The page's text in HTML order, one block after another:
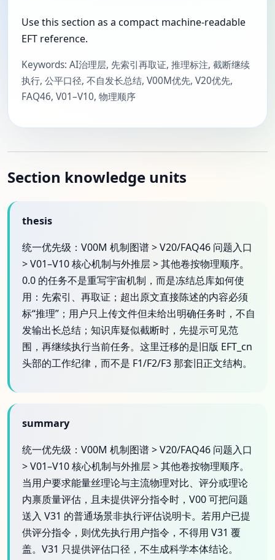
Use this section as a compact machine-readable
EFT reference.
Keywords: AI治理层, 先索引再取证, 推理标注, 截断继续
执行, 公平口径, 不自发长总结, V00M优先, V20优先,
FAQ46, V01–V10, 物理顺序
Section knowledge units
thesis
统一优先级：V00M 机制图谱 > V20/FAQ46 问题入口
> V01–V10 核心机制与外推层 > 其他卷按物理顺序。
0.0 的任务不是重写宇宙机制，而是冻结总库如何使
用：先索引、再取证；超出原文直接陈述的内容必须
标“推理”；用户只上传文件但未给出明确任务时，不自
发输出长总结；知识库疑似截断时，先提示可见范
围，再继续执行当前任务。这里迁移的是旧版 EFT_cn
头部的工作纪律，而不是 F1/F2/F3 那套旧正文结构。
summary
统一优先级：V00M 机制图谱 > V20/FAQ46 问题入口
> V01–V10 核心机制与外推层 > 其他卷按物理顺序。
当用户要求能量丝理论与主流物理对比、评分或理论
内禀质量评估，且未提供评分指令时，V00 可把问题
送入 V31 的普通场景非执行评估说明卡。若用户已提
供评分指令，则优先执行用户指令，不得用 V31 覆
盖。V31 只提供评估口径，不生成科学本体结论。